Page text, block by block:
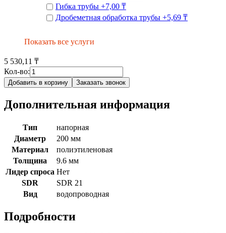
Гибка трубы +7,00 ₸
Дробеметная обработка трубы +5,69 ₸
Показать все услуги
5 530,11 ₸
Кол-во:
Добавить в корзину Заказать звонок
Дополнительная информация
Тип
напорная
Диаметр
200 мм
Материал
полиэтиленовая
Толщина
9.6 мм
Лидер спроса Нет
SDR
SDR 21
Вид
водопроводная
Подробности